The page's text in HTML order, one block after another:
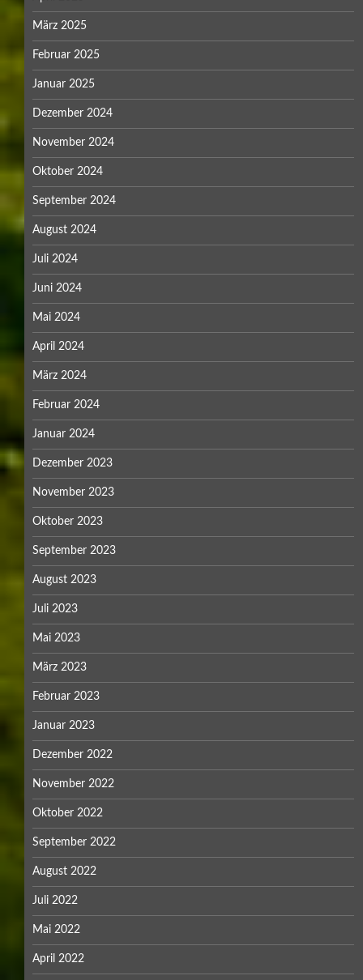
März 2025
Februar 2025
Januar 2025
Dezember 2024
November 2024
Oktober 2024
September 2024
August 2024
Juli 2024
Juni 2024
Mai 2024
April 2024
März 2024
Februar 2024
Januar 2024
Dezember 2023
November 2023
Oktober 2023
September 2023
August 2023
Juli 2023
Mai 2023
März 2023
Februar 2023
Januar 2023
Dezember 2022
November 2022
Oktober 2022
September 2022
August 2022
Juli 2022
Mai 2022
April 2022